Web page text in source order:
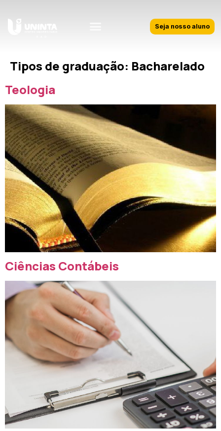
Seja nosso aluno
Tipos de graduação: Bacharelado
Teologia
Ciências Contábeis